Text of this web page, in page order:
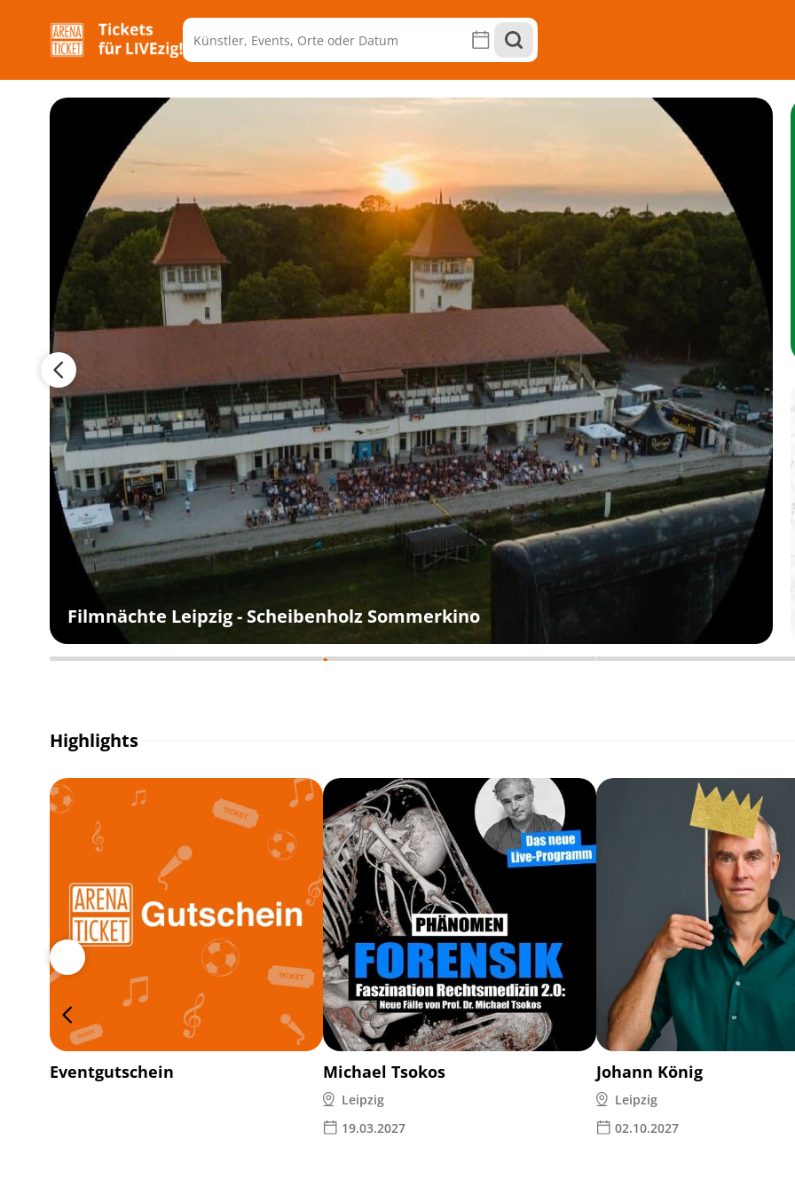
Filmnächte Leipzig - Scheibenholz Sommerkino
Highlights
Eventgutschein Michael Tsokos
Leipzig
19.03.2027
Johann König
Leipzig
02.10.2027